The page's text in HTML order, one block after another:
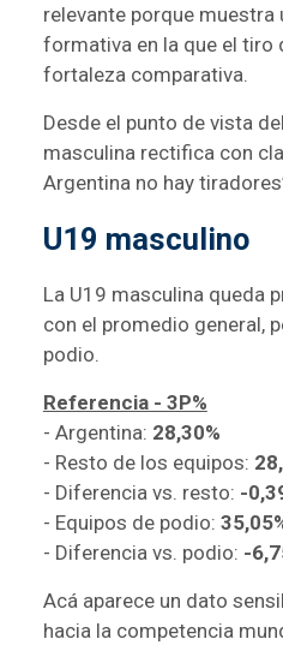
relevante porque muestra
formativa en la que el tiro
fortaleza comparativa.
Desde el punto de vista
masculina rectifica con
Argentina no hay
U19 masculino
La U19 masculina queda
con el promedio general,
podio.
Referencia - 3P%
- Argentina: 28,30%
- Resto de los equipos:
- Diferencia vs. resto: -
- Equipos de podio:
- Diferencia vs. podio: -
Acá aparece un dato
hacia la competencia